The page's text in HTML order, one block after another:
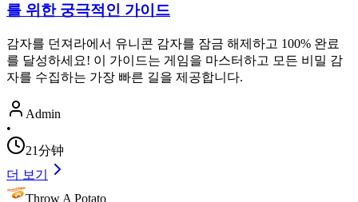
를 위한 궁극적인 가이드
감자를 던져라에서 유니콘 감자를 잠금 해제하고 100% 완료
를 달성하세요! 이 가이드는 게임을 마스터하고 모든 비밀 감
자를 수집하는 가장 빠른 길을 제공합니다.
Admin
•
21分钟
더 보기
Throw A Potato